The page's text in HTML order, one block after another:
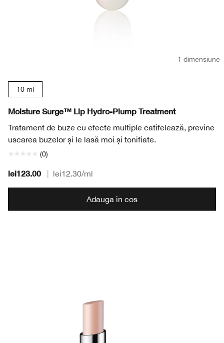
1 dimensiune
10 ml
Moisture Surge™ Lip Hydro-Plump Treatment
Tratament de buze cu efecte multiple catifelează, previne
uscarea buzelor și le lasă moi și tonifiate.
(0)
lei123.00 lei12.30/ml
Adauga in cos